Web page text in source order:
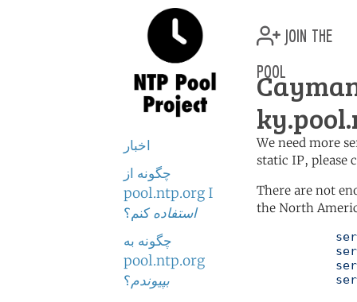
اخبار
چگونه از
pool.ntp.org I
استفاده کنم؟
چگونه به
pool.ntp.org
بپیوندم؟
join the
pool
We need more
static IP, please
There are not
the North